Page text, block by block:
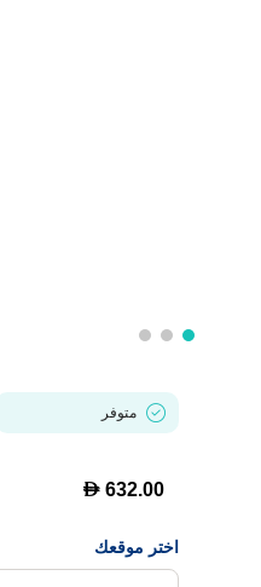
متوفر
D 632.00
اختر موقعك